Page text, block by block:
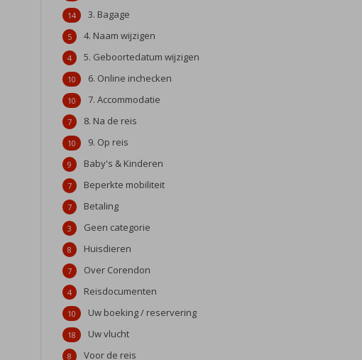
3. Bagage
14
4. Naam wijzigen
5
5. Geboortedatum wijzigen
4
6. Online inchecken
10
7. Accommodatie
10
8. Na de reis
7
9. Op reis
10
Baby's & Kinderen
9
Beperkte mobiliteit
7
Betaling
7
Geen categorie
3
Huisdieren
8
Over Corendon
7
Reisdocumenten
4
Uw boeking / reservering
10
Uw vlucht
18
Voor de reis
8